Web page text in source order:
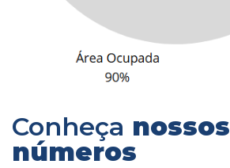
Conheça nossos
números